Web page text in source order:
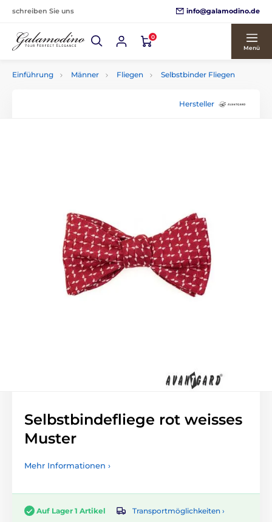
schreiben Sie uns info@galamodino.de
0
Menü
Einführung Männer Fliegen Selbstbinder Fliegen
Hersteller
Selbstbindefliege rot weisses
Muster
Mehr Informationen ›
Auf Lager 1 Artikel
Transportmöglichkeiten ›